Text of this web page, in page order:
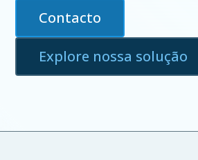
Contacto
Explore nossa solução